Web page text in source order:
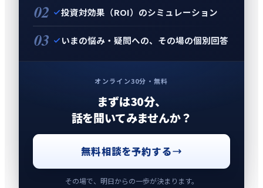
02 投資対効果（ROI）のシミュレーション
03 いまの悩み・疑問への、その場の個別回答
オンライン30分・無料
まずは30分、
話を聞いてみませんか？
無料相談を予約する
その場で、明日からの一歩が決まります。